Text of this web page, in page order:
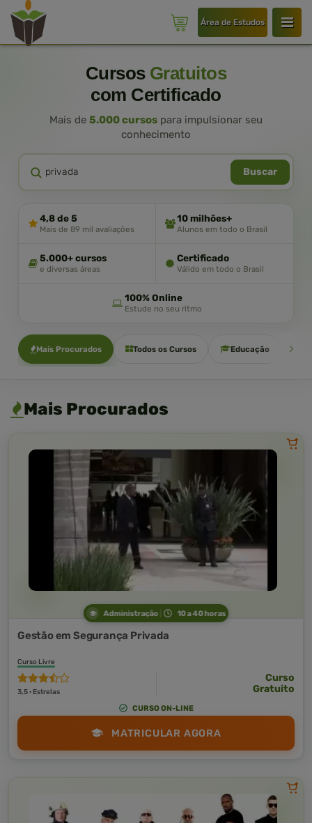
Área de Estudos
Cursos Gratuitos
com Certificado
Mais de 5.000 cursos para impulsionar seu
conhecimento
Buscar
4,8 de 5
Mais de 89 mil avaliações
10 milhões+
Alunos em todo o Brasil
5.000+ cursos
e diversas áreas
Certificado
Válido em todo o Brasil
100% Online
Estude no seu ritmo
Mais Procurados Todos os Cursos Educação
Mais Procurados
Administração 10 a 40 horas
Gestão em Segurança Privada
Curso Livre
3,5 · Estrelas
Curso
Gratuito
CURSO ON-LINE
MATRICULAR AGORA